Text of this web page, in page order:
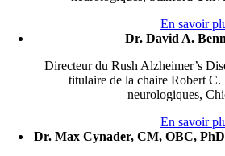
En savoir
Dr. David A.
Directeur du Rush Alzheimer’s
titulaire de la chaire Robert
neurologiques,
En savoir
Dr. Max Cynader, CM, OBC,